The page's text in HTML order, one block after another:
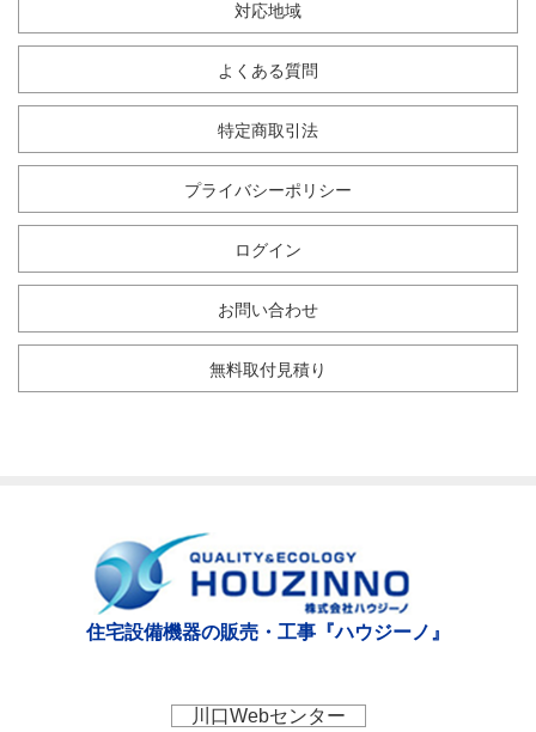
対応地域
よくある質問
特定商取引法
プライバシーポリシー
ログイン
お問い合わせ
無料取付見積り
住宅設備機器の販売・工事『ハウジーノ』
川口Webセンター